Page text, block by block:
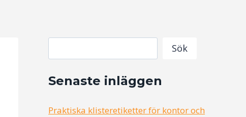
Sök
Senaste inläggen
Praktiska klisteretiketter för kontor och